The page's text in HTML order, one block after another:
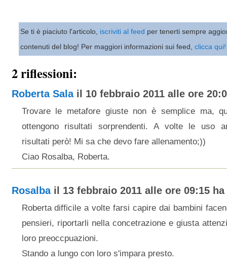
Se ti è piaciuto l'articolo, iscriviti al feed per tenerti sempre
contenuti del blog! Per maggiori informazioni sui feed, clicca qui!
2 riflessioni:
Roberta Salail 10 febbraio 2011 alle ore
Trovare le metafore giuste non è semplice ma,
ottengono risultati sorprendenti. A volte le uso
risultati però! Mi sa che devo fare allenamento;))
Ciao Rosalba, Roberta.
Rosalbail 13 febbraio 2011 alle ore 09:15
Roberta difficile a volte farsi capire dai bambini
pensieri, riportarli nella concetrazione e giusta
loro preoccpuazioni.
Stando a lungo con loro s'impara presto.